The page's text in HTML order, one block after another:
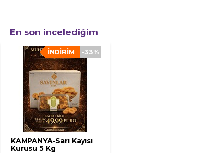
En son incelediğim
KAMPANYA-Sarı Kayısı
Kurusu 5 Kg
-33%
İNDIRIM